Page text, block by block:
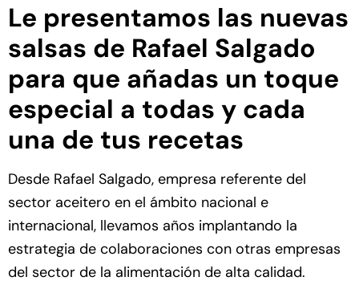
Le presentamos las nuevas
salsas de Rafael Salgado
para que añadas un toque
especial a todas y cada
una de tus recetas
Desde Rafael Salgado, empresa referente del
sector aceitero en el ámbito nacional e
internacional, llevamos años implantando la
estrategia de colaboraciones con otras empresas
del sector de la alimentación de alta calidad.